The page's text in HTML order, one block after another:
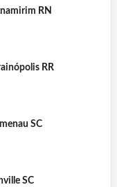
RN
RR
SC
SC